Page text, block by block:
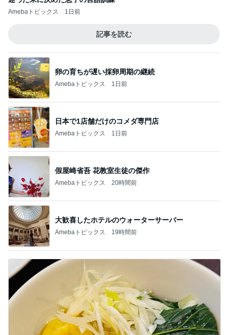
Amebaトピックス 1日前
記事を読む
卵の育ちが遅い採卵周期の継続
Amebaトピックス 1日前
日本で1店舗だけのコメダ専門店
Amebaトピックス 1日前
假屋崎省吾 花教室生徒の傑作
Amebaトピックス 20時間前
大歓喜したホテルのウォーターサーバー
Amebaトピックス 19時間前